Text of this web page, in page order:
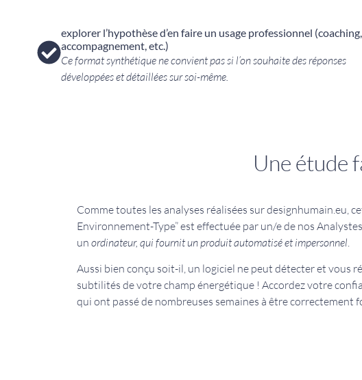
explorer l’hypothèse d’en faire un usage professionnel (coaching,
accompagnement, etc.)
Ce format synthétique ne convient pas si l’on souhaite des réponses
développées et détaillées sur soi-même.
Une étude
Comme toutes les analyses réalisées sur designhumain.eu,
Environnement-Type” est effectuée par un/e de nos
un ordinateur, qui fournit un produit automatisé et impersonnel
Aussi bien conçu soit-il, un logiciel ne peut détecter et vous
subtilités de votre champ énergétique ! Accordez votre
qui ont passé de nombreuses semaines à être correctement